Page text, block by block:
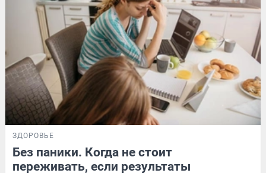
ЗДОРОВЬЕ
Без паники. Когда не стоит
переживать, если результаты